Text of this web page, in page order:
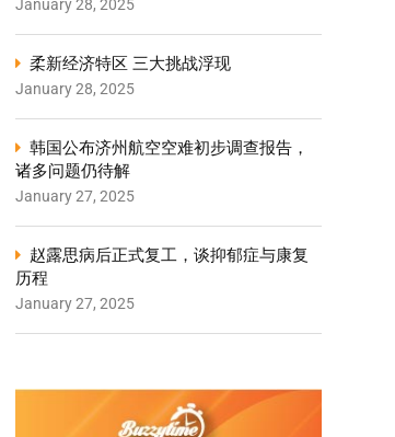
January 28, 2025
柔新经济特区 三大挑战浮现
January 28, 2025
韩国公布济州航空空难初步调查报告，
诸多问题仍待解
January 27, 2025
赵露思病后正式复工，谈抑郁症与康复
历程
January 27, 2025